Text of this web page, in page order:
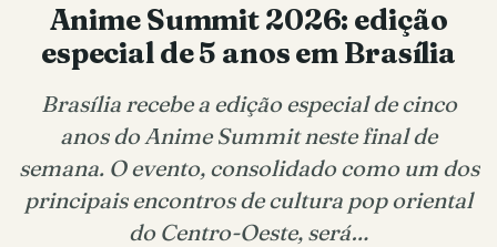
Anime Summit 2026: edição
especial de 5 anos em Brasília
Brasília recebe a edição especial de cinco
anos do Anime Summit neste final de
semana. O evento, consolidado como um dos
principais encontros de cultura pop oriental
do Centro-Oeste, será…